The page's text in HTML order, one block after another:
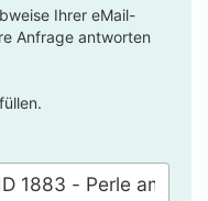
Ihrer eMail-
Anfrage antworten